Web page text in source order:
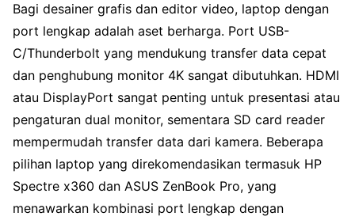
Bagi desainer grafis dan editor video, laptop dengan
port lengkap adalah aset berharga. Port USB-
C/Thunderbolt yang mendukung transfer data cepat
dan penghubung monitor 4K sangat dibutuhkan. HDMI
atau DisplayPort sangat penting untuk presentasi atau
pengaturan dual monitor, sementara SD card reader
mempermudah transfer data dari kamera. Beberapa
pilihan laptop yang direkomendasikan termasuk HP
Spectre x360 dan ASUS ZenBook Pro, yang
menawarkan kombinasi port lengkap dengan